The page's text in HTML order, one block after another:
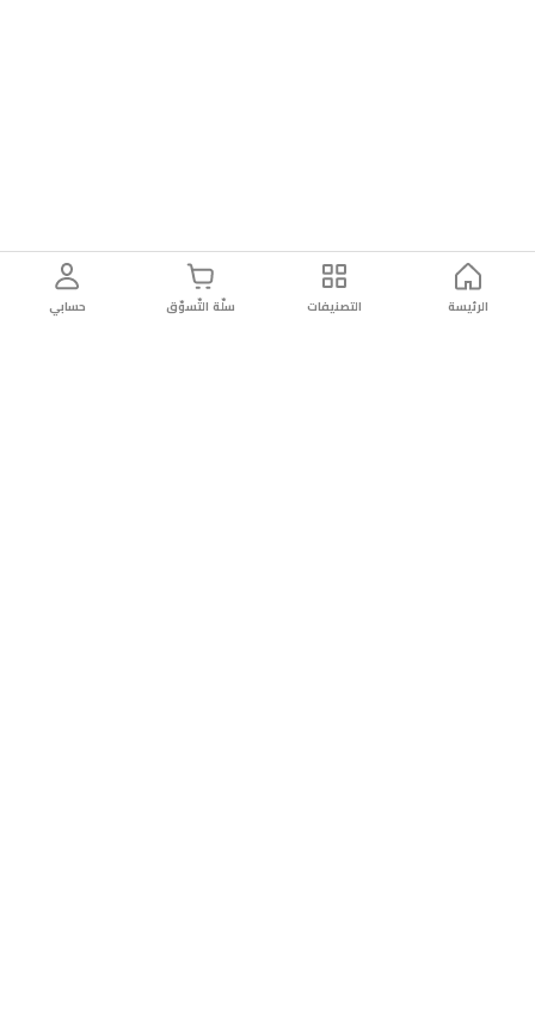
الرئيسة التصنيفات سلّة التّسوّق حسابي